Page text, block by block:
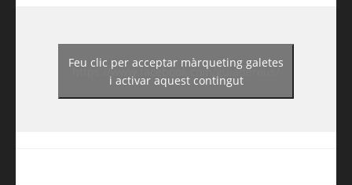
https://www.facebook.com/guiadereus/
Feu clic per acceptar màrqueting galetes
i activar aquest contingut